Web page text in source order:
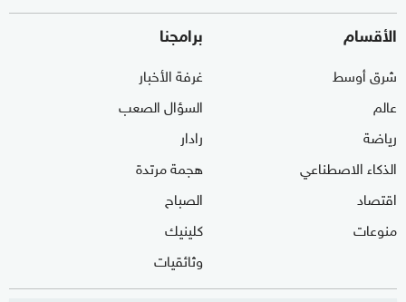
الأقسام
شرق أوسط
عالم
رياضة
الذكاء الاصطناعي
اقتصاد
منوعات
برامجنا
غرفة الأخبار
السؤال الصعب
رادار
هجمة مرتدة
الصباح
كلينيك
وثائقيات